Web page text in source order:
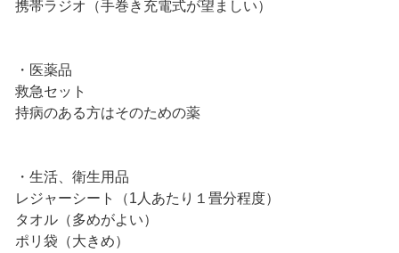
携帯ラジオ（手巻き充電式が望ましい）
・医薬品
救急セット
持病のある方はそのための薬
・生活、衛生用品
レジャーシート（1人あたり１畳分程度）
タオル（多めがよい）
ポリ袋（大きめ）